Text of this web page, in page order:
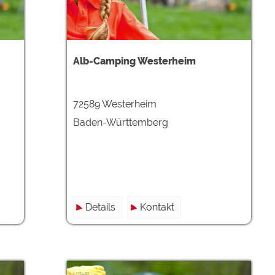
Alb-Camping Westerheim
72589 Westerheim
Baden-Württemberg
Details Kontakt
https://policies.google.com/privacy
https://policies.google.com/privacy
https://policies.google.com/privacy